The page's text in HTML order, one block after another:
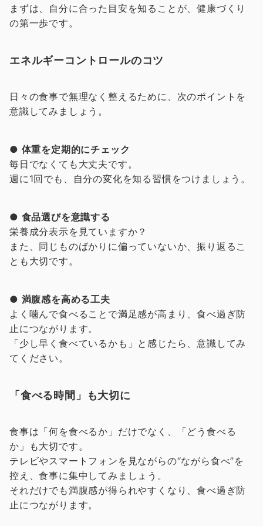
まずは、自分に合った目安を知ることが、健康づくり
の第一歩です。
エネルギーコントロールのコツ
日々の食事で無理なく整えるために、次のポイントを
意識してみましょう。
● 体重を定期的にチェック
毎日でなくても大丈夫です。
週に1回でも、自分の変化を知る習慣をつけましょう。
● 食品選びを意識する
栄養成分表示を見ていますか？
また、同じものばかりに偏っていないか、振り返るこ
とも大切です。
● 満腹感を高める工夫
よく噛んで食べることで満足感が高まり、食べ過ぎ防
止につながります。
「少し早く食べているかも」と感じたら、意識してみ
てください。
「食べる時間」も大切に
食事は「何を食べるか」だけでなく、「どう食べる
か」も大切です。
テレビやスマートフォンを見ながらの“ながら食べ”を
控え、食事に集中してみましょう。
それだけでも満腹感が得られやすくなり、食べ過ぎ防
止につながります。